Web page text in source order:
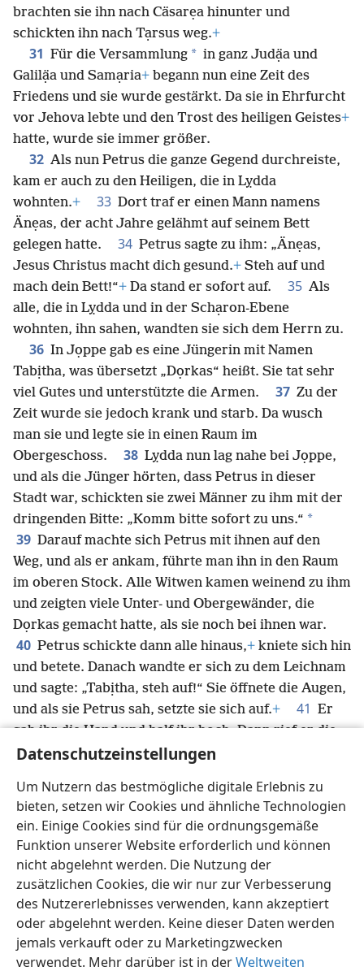
Datenschutzeinstellungen
Um Nutzern das bestmögliche digitale Erlebnis zu
bieten, setzen wir Cookies und ähnliche Technologien
ein. Einige Cookies sind für die ordnungsgemäße
Funktion unserer Website erforderlich und können
nicht abgelehnt werden. Die Nutzung der
zusätzlichen Cookies, die wir nur zur Verbesserung
des Nutzererlebnisses verwenden, kann akzeptiert
oder abgelehnt werden. Keine dieser Daten werden
jemals verkauft oder zu Marketingzwecken
verwendet. Mehr darüber ist in derWeltweiten
brachten sie ihn nach Cäsarẹa hinunter und
schickten ihn nach Tạrsus weg.+
31 Für die Versammlung * in ganz Judạ̈a und
Galilạ̈a und Samạria+ begann nun eine Zeit des
Friedens und sie wurde gestärkt. Da sie in Ehrfurcht
vor Jehova lebte und den Trost des heiligen Geistes+
hatte, wurde sie immer größer.
32 Als nun Petrus die ganze Gegend durchreiste,
kam er auch zu den Heiligen, die in Lỵdda
wohnten.+ 33 Dort traf er einen Mann namens
Änẹas, der acht Jahre gelähmt auf seinem Bett
gelegen hatte.
34 Petrus sagte zu ihm: „Änẹas,
Jesus Christus macht dich gesund.+ Steh auf und
mach dein Bett!“+ Da stand er sofort auf. 35 Als
alle, die in Lỵdda und in der Schạron-Ebene
wohnten, ihn sahen, wandten sie sich dem Herrn zu.
36 In Jọppe gab es eine Jüngerin mit Namen
Tabịtha, was übersetzt „Dọrkas“ heißt. Sie tat sehr
viel Gutes und unterstützte die Armen.
37 Zu der
Zeit wurde sie jedoch krank und starb. Da wusch
man sie und legte sie in einen Raum im
Obergeschoss.
38 Lỵdda nun lag nahe bei Jọppe,
und als die Jünger hörten, dass Petrus in dieser
Stadt war, schickten sie zwei Männer zu ihm mit der
dringenden Bitte: „Komm bitte sofort zu uns.“ *
39 Darauf machte sich Petrus mit ihnen auf den
Weg, und als er ankam, führte man ihn in den Raum
im oberen Stock. Alle Witwen kamen weinend zu ihm
und zeigten viele Unter- und Obergewänder, die
Dọrkas gemacht hatte, als sie noch bei ihnen war.
40 Petrus schickte dann alle hinaus,+ kniete sich hin
und betete. Danach wandte er sich zu dem Leichnam
und sagte: „Tabịtha, steh auf!“ Sie öffnete die Augen,
und als sie Petrus sah, setzte sie sich auf.+ 41 Er
gab ihr die Hand und half ihr hoch. Dann rief er die
Heiligen und die Witwen und zeigte ihnen, dass sie
viele kamen zum Glauben an den Herrn. + 43 Er
blieb einige Tage in Jọppe bei einem Gerber namens
Sịmon.
+
Deutsch Teilen Einstellungen
Copyright © 2026 Watch Tower Bible and Tract Society of Pennsylvania
Nutzungsbedingungen
Datenschutzerklärung